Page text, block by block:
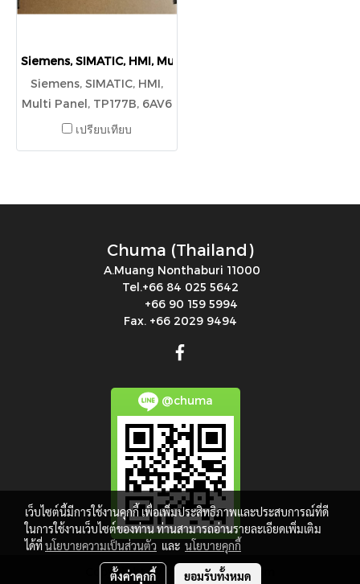
Siemens, SIMATIC, HMI, Multi Panel, TP177B, 6AV6 642-
Siemens, SIMATIC, HMI,
Multi Panel, TP177B, 6AV6
642-0BA01-1AX1
เปรียบเทียบ
Chuma (Thailand)
A.Muang Nonthaburi 11000
Tel.+66 84 025 5642
+66 90 159 5994
Fax. +66 2029 9494
@chuma
Copy right by makewebeasy.com
เว็บไซต์นี้มีการใช้งานคุกกี้ เพื่อเพิ่มประสิทธิภาพและประสบการณ์ที่ดี
ในการใช้งานเว็บไซต์ของท่าน ท่านสามารถอ่านรายละเอียดเพิ่มเติม
ได้ที่นโยบายความเป็นส่วนตัว และ นโยบายคุกกี้
ตั้งค่าคุกกี้ ยอมรับทั้งหมด